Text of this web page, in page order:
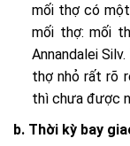
mối thợ có
mối thợ: mối
Annandalei
thợ nhỏ rất rõ
thì chưa được
b. Thời kỳ bay